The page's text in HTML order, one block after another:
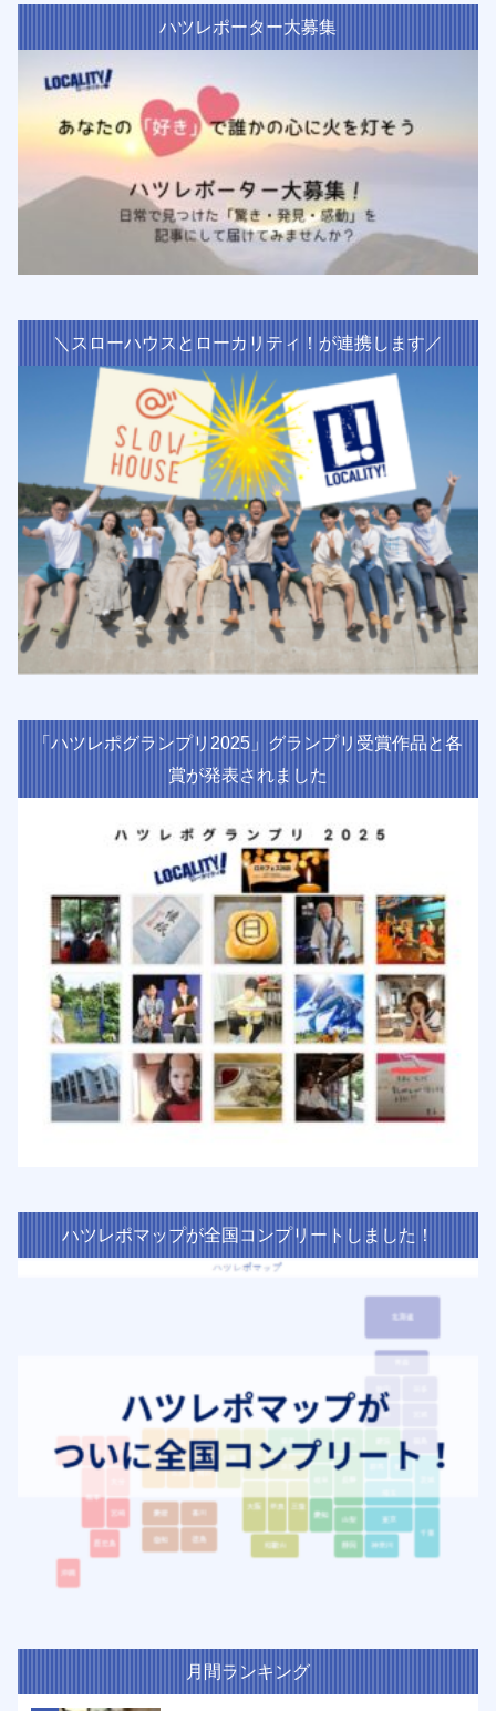
ハツレポーター大募集
＼スローハウスとローカリティ！が連携します／
「ハツレポグランプリ2025」グランプリ受賞作品と各
賞が発表されました
ハツレポマップが全国コンプリートしました！
月間ランキング